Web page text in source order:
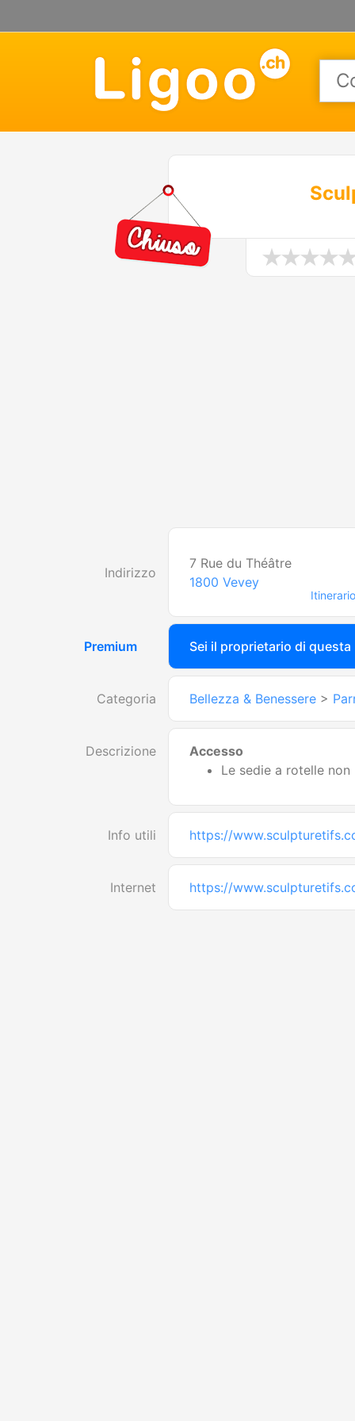
Indirizzo
7 Rue du Théâtre
1800 Vevey
Itinerario
Premium Sei il proprietario di
Categoria Bellezza & Benessere >
Descrizione
Accesso
Le sedie a rotelle
Info utili https://
Internet https://